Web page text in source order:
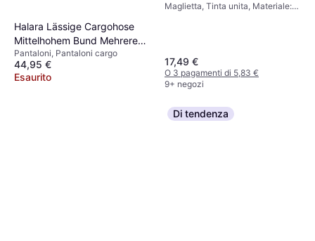
Halara Lässige Cargohose
Mittelhohem Bund Mehreren
Taschen Gerolltem Saum -
Schwarz
Pantaloni, Pantaloni cargo
44,95 €
Esaurito
Maglietta, Tinta unita, Materiale:
17,49 €
O 3 pagamenti di 5,83 €
9+ negozi
Di tendenza